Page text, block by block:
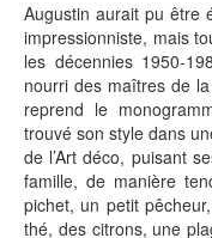
Augustin aurait pu être
impressionniste, mais
les décennies 1950-
nourri des maîtres de
reprend le
trouvé son style dans
de l’Art déco, puisant
famille, de manière
pichet, un petit
thé, des citrons, une